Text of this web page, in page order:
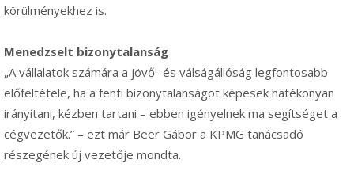
körülményekhez is.
Menedzselt bizonytalanság
„A vállalatok számára a jövő- és válságállóság legfontosabb
előfeltétele, ha a fenti bizonytalanságot képesek hatékonyan
irányítani, kézben tartani – ebben igényelnek ma segítséget a
cégvezetők.” – ezt már Beer Gábor a KPMG tanácsadó
részegének új vezetője mondta.